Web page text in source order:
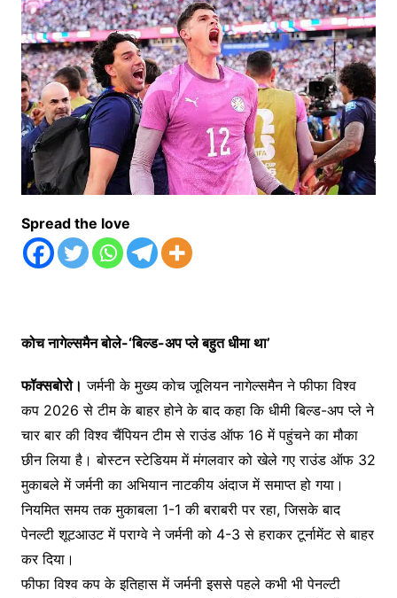
Spread the love
कोच नागेल्समैन बोले-‘बिल्ड-अप प्ले बहुत धीमा था’
फॉक्सबोरो। जर्मनी के मुख्य कोच जूलियन नागेल्समैन ने फीफा विश्व
कप 2026 से टीम के बाहर होने के बाद कहा कि धीमी बिल्ड-अप प्ले ने
चार बार की विश्व चैंपियन टीम से राउंड ऑफ 16 में पहुंचने का मौका
छीन लिया है। बोस्टन स्टेडियम में मंगलवार को खेले गए राउंड ऑफ 32
मुकाबले में जर्मनी का अभियान नाटकीय अंदाज में समाप्त हो गया।
नियमित समय तक मुकाबला 1-1 की बराबरी पर रहा, जिसके बाद
पेनल्टी शूटआउट में पराग्वे ने जर्मनी को 4-3 से हराकर टूर्नामेंट से बाहर
कर दिया।
फीफा विश्व कप के इतिहास में जर्मनी इससे पहले कभी भी पेनल्टी